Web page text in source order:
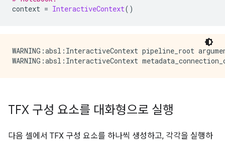
context = InteractiveContext()
WARNING:absl:InteractiveContext pipeline_root
TFX 구성 요소를 대화형으로 실행
다음 셀에서 TFX 구성 요소를 하나씩 생성하고, 각각을 실행하